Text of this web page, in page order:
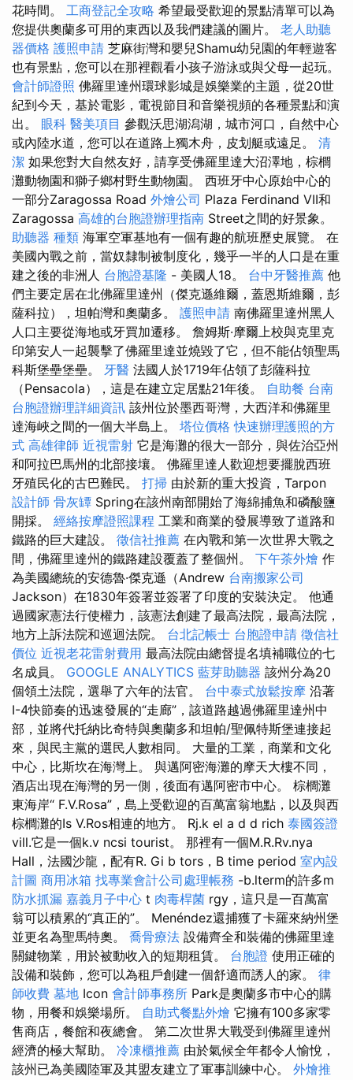
花時間。 工商登記全攻略 希望最受歡迎的景點清單可以為
您提供奧蘭多可用的東西以及我們建議的圖片。 老人助聽
器價格 護照申請 芝麻街灣和嬰兒Shamu幼兒園的年輕遊客
也有景點，您可以在那裡觀看小孩子游泳或與父母一起玩。
會計師證照 佛羅里達州環球影城是娛樂業的主題，從20世
紀到今天，基於電影，電視節目和音樂視頻的各種景點和演
出。 眼科 醫美項目 參觀沃思湖潟湖，城市河口，自然中心
或內陸水道，您可以在道路上獨木舟，皮划艇或遠足。 清
潔 如果您對大自然友好，請享受佛羅里達大沼澤地，棕櫚
灘動物園和獅子鄉村野生動物園。 西班牙中心原始中心的
一部分Zaragossa Road 外燴公司 Plaza Ferdinand VII和
Zaragossa 高雄的台胞證辦理指南 Street之間的好景象。
助聽器 種類 海軍空軍基地有一個有趣的航班歷史展覽。 在
美國內戰之前，當奴隸制被制度化，幾乎一半的人口是在重
建之後的非洲人 台胞證基隆 - 美國人18。 台中牙醫推薦 他
們主要定居在北佛羅里達州（傑克遜維爾，蓋恩斯維爾，彭
薩科拉），坦帕灣和奧蘭多。 護照申請 南佛羅里達州黑人
人口主要從海地或牙買加遷移。 詹姆斯·摩爾上校與克里克
印第安人一起襲擊了佛羅里達並燒毀了它，但不能佔領聖馬
科斯堡壘堡壘。 牙醫 法國人於1719年佔領了彭薩科拉
（Pensacola），這是在建立定居點21年後。 自助餐 台南
台胞證辦理詳細資訊 該州位於墨西哥灣，大西洋和佛羅里
達海峽之間的一個大半島上。 塔位價格 快速辦理護照的方
式 高雄律師 近視雷射 它是海灘的很大一部分，與佐治亞州
和阿拉巴馬州的北部接壤。 佛羅里達人歡迎想要擺脫西班
牙殖民化的古巴難民。 打掃 由於新的重大投資，Tarpon
設計師 骨灰罈 Spring在該州南部開始了海綿捕魚和磷酸鹽
開採。 經絡按摩證照課程 工業和商業的發展導致了道路和
鐵路的巨大建設。 徵信社推薦 在內戰和第一次世界大戰之
間，佛羅里達州的鐵路建設覆蓋了整個州。 下午茶外燴 作
為美國總統的安德魯·傑克遜（Andrew 台南搬家公司
Jackson）在1830年簽署並簽署了印度的安裝決定。 他通
過國家憲法行使權力，該憲法創建了最高法院，最高法院，
地方上訴法院和巡迴法院。 台北記帳士 台胞證申請 徵信社
價位 近視老花雷射費用 最高法院由總督提名填補職位的七
名成員。 GOOGLE ANALYTICS 藍芽助聽器 該州分為20
個領土法院，選舉了六年的法官。 台中泰式放鬆按摩 沿著
I-4快節奏的迅速發展的“走廊”，該道路越過佛羅里達州中
部，並將代托納比奇特與奧蘭多和坦帕/聖佩特斯堡連接起
來，與民主黨的選民人數相同。 大量的工業，商業和文化
中心，比斯坎在海灣上。 與邁阿密海灘的摩天大樓不同，
酒店出現在海灣的另一側，後面有邁阿密市中心。 棕櫚灘
東海岸“ F.V.Rosa”，島上受歡迎的百萬富翁地點，以及與西
棕櫚灘的Is V.Ros相連的地方。 Rj.k el a d d rich 泰國簽證
vill.它是一個k.v ncsi tourist。 那裡有一個M.R.Rv.nya
Hall，法國沙龍，配有R. Gi b tors，B time period 室內設
計圖 商用冰箱 找專業會計公司處理帳務 -b.lterm的許多m
防水抓漏 嘉義月子中心 t 肉毒桿菌 rgy，這只是一百萬富
翁可以積累的“真正的”。 Menéndez還捕獲了卡羅來納州堡
並更名為聖馬特奧。 喬骨療法 設備齊全和裝備的佛羅里達
關鍵物業，用於被動收入的短期租賃。 台胞證 使用正確的
設備和裝飾，您可以為租戶創建一個舒適而誘人的家。 律
師收費 墓地 Icon 會計師事務所 Park是奧蘭多市中心的購
物，用餐和娛樂場所。 自助式餐點外燴 它擁有100多家零
售商店，餐館和夜總會。 第二次世界大戰受到佛羅里達州
經濟的極大幫助。 冷凍櫃推薦 由於氣候全年都令人愉悅，
該州已為美國陸軍及其盟友建立了軍事訓練中心。 外燴推